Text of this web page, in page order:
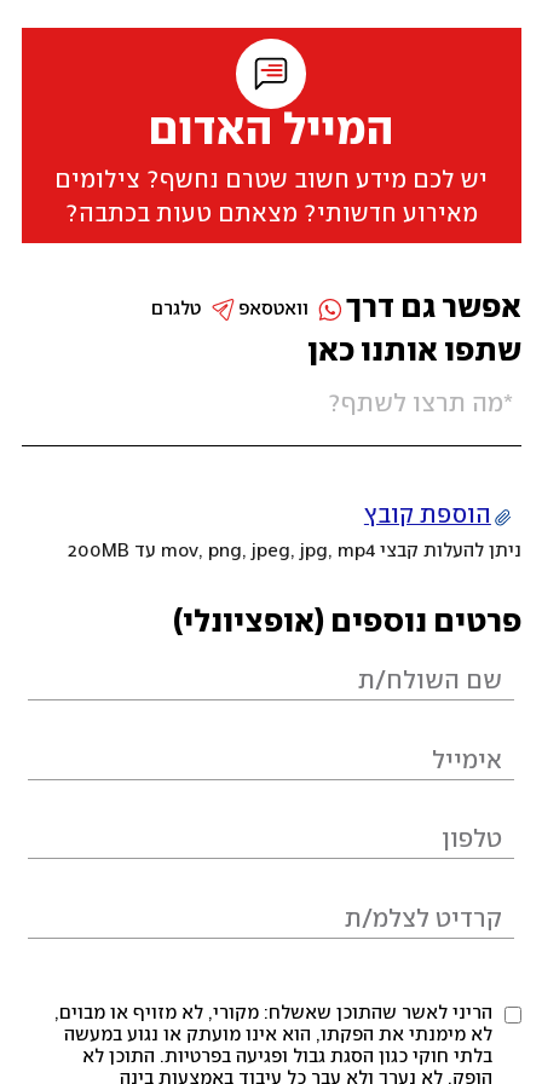
המייל האדום
יש לכם מידע חשוב שטרם נחשף? צילומים
מאירוע חדשותי? מצאתם טעות בכתבה?
שתפו אותנו כאן
הוספת קובץ
ניתן להעלות קבצי mov, png, jpeg, jpg, mp4 עד 200MB
פרטים נוספים (אופציונלי)
הריני לאשר שהתוכן שאשלח: מקורי, לא מזויף או מבוים,
לא מימנתי את הפקתו, הוא אינו מועתק או נגוע במעשה
בלתי חוקי כגון הסגת גבול ופגיעה בפרטיות. התוכן לא
הופק, לא נערך ולא עבר כל עיבוד באמצעות בינה
אפשר גם דרך טלגרם וואטסאפ